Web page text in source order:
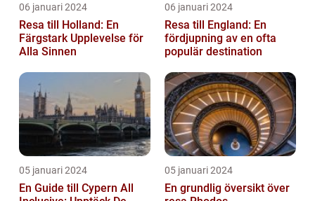
06 januari 2024
Resa till Holland: En
Färgstark Upplevelse för
Alla Sinnen
06 januari 2024
Resa till England: En
fördjupning av en ofta
populär destination
05 januari 2024
En Guide till Cypern All
05 januari 2024
En grundlig översikt över